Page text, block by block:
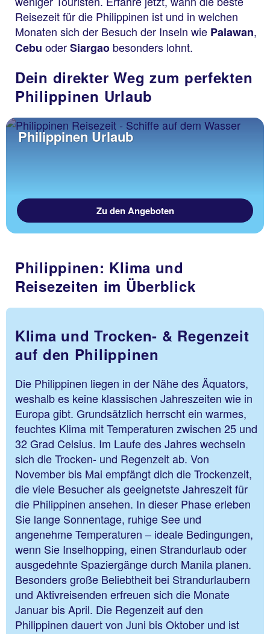
Reisezeit für die Philippinen ist und in welchen
Monaten sich der Besuch der Inseln wie Palawan,
Cebu oderSiargao besonders lohnt.
Dein direkter Weg zum perfekten
Philippinen Urlaub
Philippinen Urlaub
Zu den Angeboten
Philippinen: Klima und
Reisezeiten im Überblick
Klima und Trocken- & Regenzeit
auf den Philippinen
Die Philippinen liegen in der Nähe des Äquators,
weshalb es keine klassischen Jahreszeiten wie in
Europa gibt. Grundsätzlich herrscht ein warmes,
feuchtes Klima mit Temperaturen zwischen 25 und
32 Grad Celsius. Im Laufe des Jahres wechseln
sich die Trocken- und Regenzeit ab. Von
November bis Mai empfängt dich die Trockenzeit,
die viele Besucher als geeignetste Jahreszeit für
die Philippinen ansehen. In dieser Phase erleben
Sie lange Sonnentage, ruhige See und
angenehme Temperaturen – ideale Bedingungen,
wenn Sie Inselhopping, einen Strandurlaub oder
ausgedehnte Spaziergänge durch Manila planen.
Besonders große Beliebtheit bei Strandurlaubern
und Aktivreisenden erfreuen sich die Monate
Januar bis April. Die Regenzeit auf den
Philippinen dauert von Juni bis Oktober und ist